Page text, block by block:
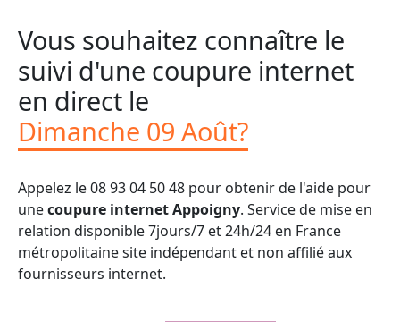
Vous souhaitez connaître le
suivi d'une coupure internet
en direct le
Dimanche 09 Août?
Appelez le 08 93 04 50 48 pour obtenir de l'aide pour
unecoupure internet Appoigny. Service de mise en
relation disponible 7jours/7 et 24h/24 en France
métropolitaine site indépendant et non affilié aux
fournisseurs internet.